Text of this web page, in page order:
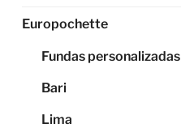
Europochette
Fundas personalizadas
Bari
Lima